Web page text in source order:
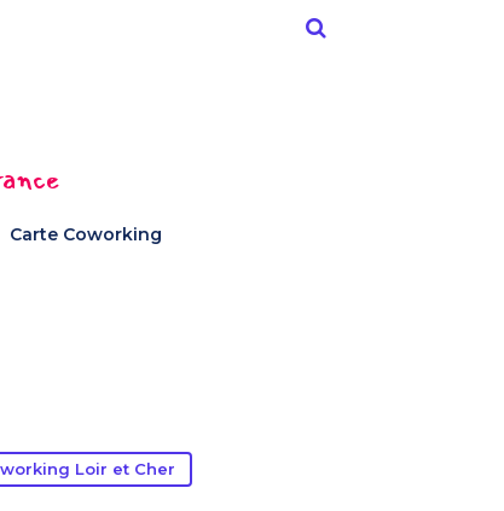
Carte Coworking
Loir et Cher